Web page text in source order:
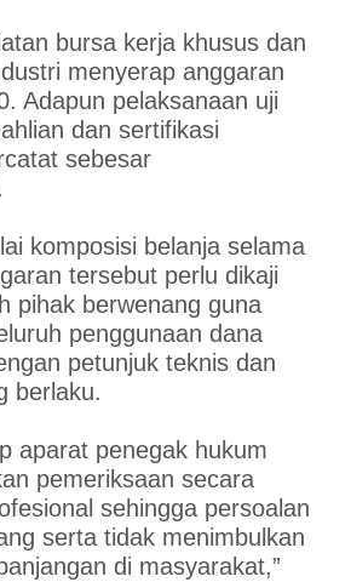
bursa kerja khusus dan
menyerap anggaran
Adapun pelaksanaan uji
dan sertifikasi
sebesar
komposisi belanja selama
tersebut perlu dikaji
pihak berwenang guna
penggunaan dana
petunjuk teknis dan
berlaku.
aparat penegak hukum
pemeriksaan secara
sehingga persoalan
serta tidak menimbulkan
di masyarakat,”